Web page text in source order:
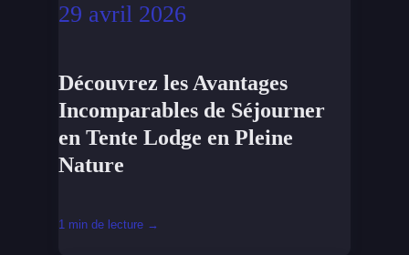
29 avril 2026
Découvrez les Avantages
Incomparables de Séjourner
en Tente Lodge en Pleine
Nature
1 min de lecture →